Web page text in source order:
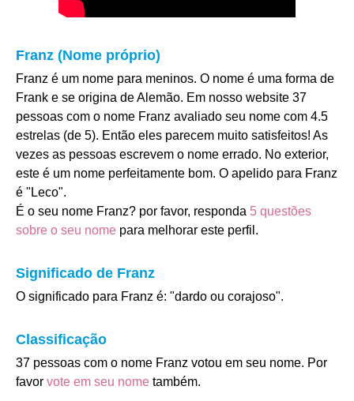
Franz (Nome próprio)
Franz é um nome para meninos. O nome é uma forma de
Frank e se origina de Alemão. Em nosso website 37
pessoas com o nome Franz avaliado seu nome com 4.5
estrelas (de 5). Então eles parecem muito satisfeitos! As
vezes as pessoas escrevem o nome errado. No exterior,
este é um nome perfeitamente bom. O apelido para Franz
é "Leco".
É o seu nome Franz? por favor, responda 5 questões
sobre o seu nome para melhorar este perfil.
Significado de Franz
O significado para Franz é: "dardo ou corajoso".
Classificação
37 pessoas com o nome Franz votou em seu nome. Por
favor vote em seu nome também.